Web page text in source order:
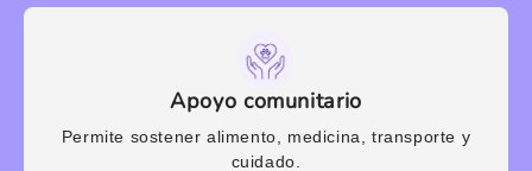
Apoyo comunitario
Permite sostener alimento, medicina, transporte y
cuidado.